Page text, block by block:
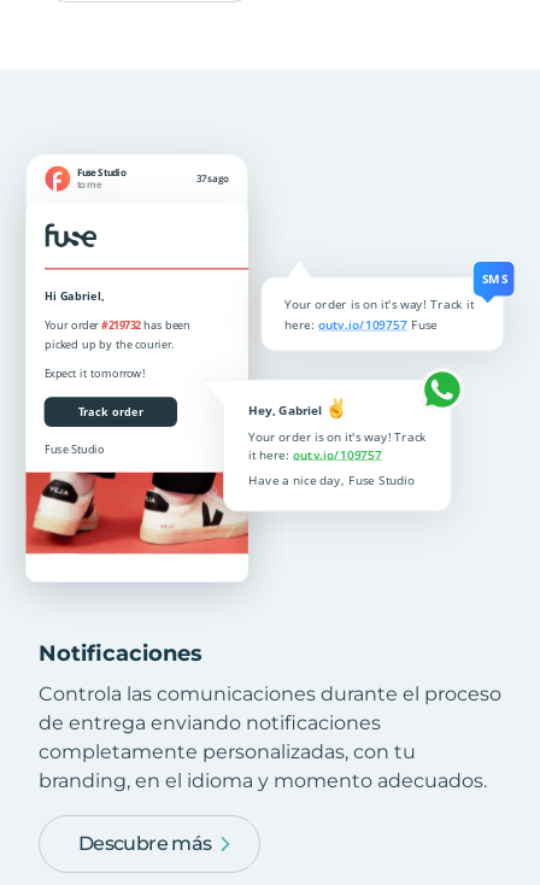
Notificaciones
Controla las comunicaciones durante el proceso
de entrega enviando notificaciones
completamente personalizadas, con tu
branding, en el idioma y momento adecuados.
Descubre más